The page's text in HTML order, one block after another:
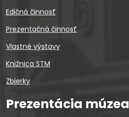
Edičná činnosť
Prezentačná činnosť
Vlastné výstavy
Knižnica STM
Zbierky
Prezentácia múzea